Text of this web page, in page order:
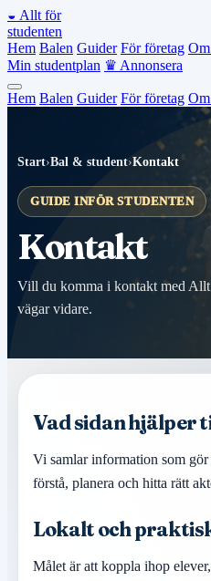
◒ Allt för
studenten
Hem Balen Guider För företag
Min studentplan ♛ Annonsera
Hem Balen Guider För företag
Start›Bal & student›Kontakt
GUIDE INFÖR STUDENTEN
Kontakt
Vill du komma i kontakt med
vägar vidare.
Vad sidan hjälper
Vi samlar information som
förstå, planera och hitta rätt
Lokalt och
Målet är att koppla ihop